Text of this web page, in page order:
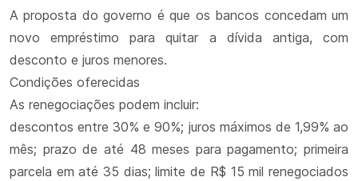
A proposta do governo é que os bancos concedam um
novo empréstimo para quitar a dívida antiga, com
desconto e juros menores.
Condições oferecidas
As renegociações podem incluir:
descontos entre 30% e 90%; juros máximos de 1,99% ao
mês; prazo de até 48 meses para pagamento; primeira
parcela em até 35 dias; limite de R$ 15 mil renegociados